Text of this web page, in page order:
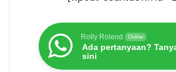
Rolly Rolend Online
Ada pertanyaan?
sini